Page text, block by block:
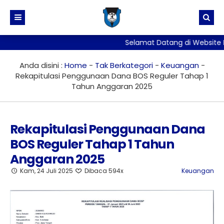
Profil
Sambutan Kepala Sekolah
Visi Misi
Tentang Sekolah
Guru dan Staff
Program Keahlian
Desain Produksi Busana
Teknik Bodi Kendaraan Ringan
Teknik Pemesinan
Desain Permodelan Dan Informasi Bangunan
Pembelajaran
Materi Ajar
Kurikulum
Assesmen
Sarpras
Fasilitas
Galeri
Foto
Info
Lowongan
Pramuka
Pengumuman Kelulusan Tahun 2026
Selamat Datang di Website
Anda disini : Home - Tak Berkategori- Keuangan-
Rekapitulasi Penggunaan Dana BOS Reguler Tahap 1
Tahun Anggaran 2025
Rekapitulasi Penggunaan Dana
BOS Reguler Tahap 1 Tahun
Anggaran 2025
Kam, 24 Juli 2025 Dibaca 594x Keuangan